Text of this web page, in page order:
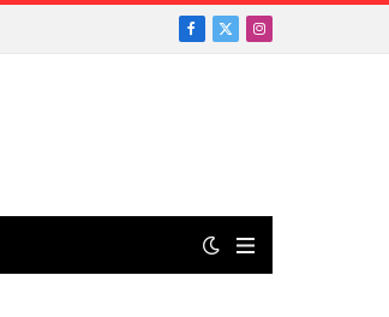
Facebook
X
Instagram